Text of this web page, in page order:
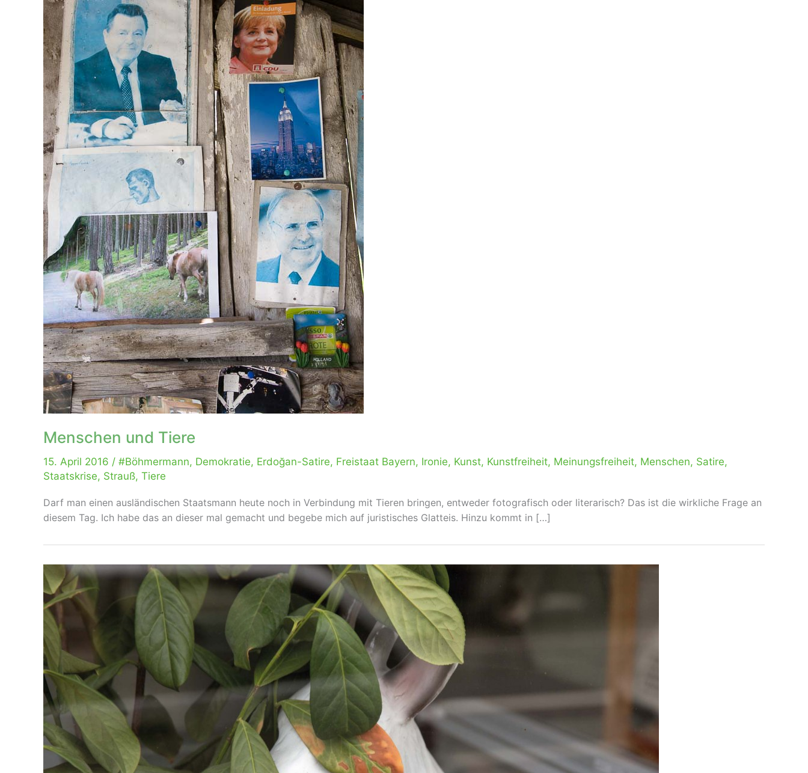
Menschen und Tiere
15. April 2016 / #Böhmermann, Demokratie, Erdoğan-Satire, Freistaat Bayern, Ironie, Kunst, Kunstfreiheit, Meinungsfreiheit, Menschen, Satire,
Staatskrise, Strauß, Tiere
Darf man einen ausländischen Staatsmann heute noch in Verbindung mit Tieren bringen, entweder fotografisch oder literarisch? Das ist die wirkliche Frage an
diesem Tag. Ich habe das an dieser mal gemacht und begebe mich auf juristisches Glatteis. Hinzu kommt in […]